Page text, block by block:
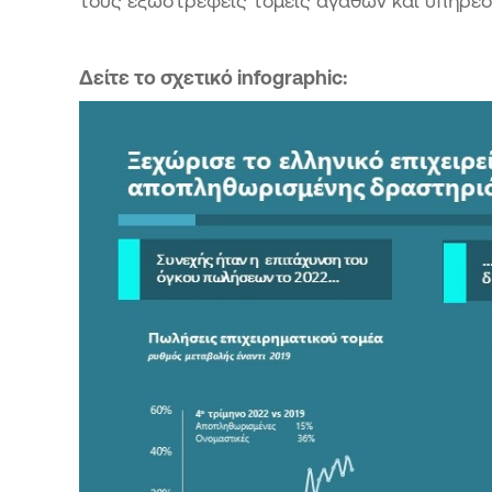
Δείτε το σχετικό infographic: